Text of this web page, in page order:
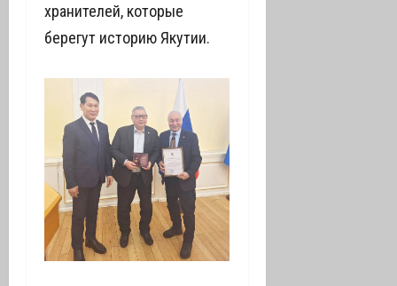
хранителей, которые
берегут историю Якутии.